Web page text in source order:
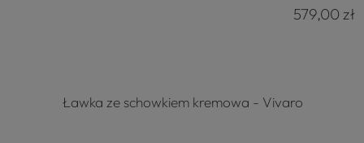
579,00 zł
Ławka ze schowkiem kremowa - Vivaro